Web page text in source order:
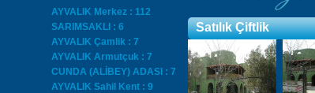
AYVALIK Merkez : 112
SARIMSAKLI : 6
AYVALIK Çamlik : 7
AYVALIK Armutçuk : 7
CUNDA (ALİBEY) ADASI : 7
AYVALIK Sahil Kent : 9
Satılık Çiftlik